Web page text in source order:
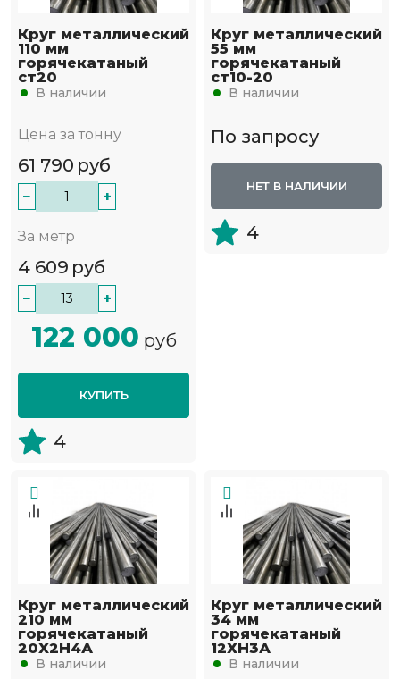
Круг металлический
110 мм
горячекатаный
ст20
В наличии
Цена за тонну
61 790 руб
− +
За метр
4 609 руб
− +
122 000 руб
КУПИТЬ
4
Круг металлический
55 мм
горячекатаный
ст10-20
В наличии
По запросу
НЕТ В НАЛИЧИИ
4
Круг металлический
210 мм
горячекатаный
20Х2Н4А
В наличии
Круг металлический
34 мм
горячекатаный
12ХН3А
В наличии